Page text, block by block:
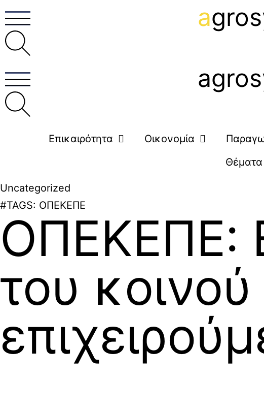
a
Επικαιρότητα Οικονομία
Θέματα
Uncategorized
#TAGS: ΟΠΕΚΕΠΕ
ΟΠΕΚΕΠΕ:
του κοινού